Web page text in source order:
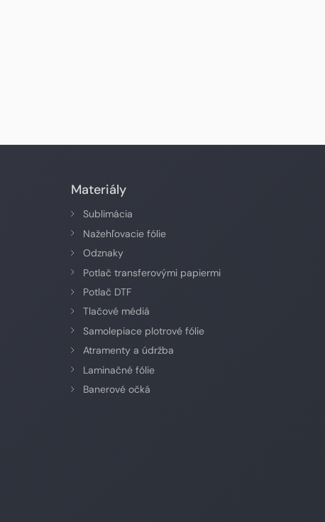
Materiály
Sublimácia
Nažehľovacie fólie
Odznaky
Potlač transferovými papiermi
Potlač DTF
Tlačové médiá
Samolepiace plotrové fólie
Atramenty a údržba
Laminačné fólie
Banerové očká